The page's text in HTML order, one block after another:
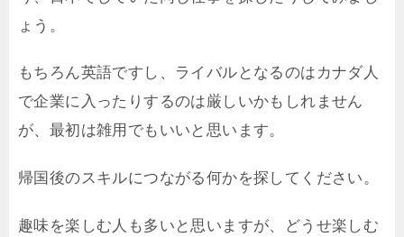
ょう。
もちろん英語ですし、ライバルとなるのはカナダ人
で企業に入ったりするのは厳しいかもしれません
が、最初は雑用でもいいと思います。
帰国後のスキルにつながる何かを探してください。
趣味を楽しむ人も多いと思いますが、どうせ楽しむ